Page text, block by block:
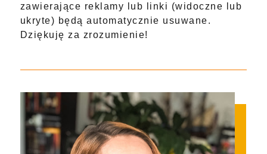
zawierające reklamy lub linki (widoczne lub
ukryte) będą automatycznie usuwane.
Dziękuję za zrozumienie!